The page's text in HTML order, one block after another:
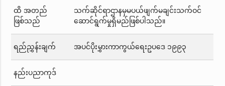
ထိ အတည်
ဖြစ်သည်
သက်ဆိုင်ရာဌာနမှမပယ်ဖျက်မချင်းသက်ဝင်
ဆောင်ရွက်မှုရှိမည်ဖြစ်ပါသည်။
ရည်ညွှန်းချက် အပင်ပိုးမွှားကာကွယ်ရေးဥပဒေ ၁၉၉၃
နည်းပညာကုဒ်